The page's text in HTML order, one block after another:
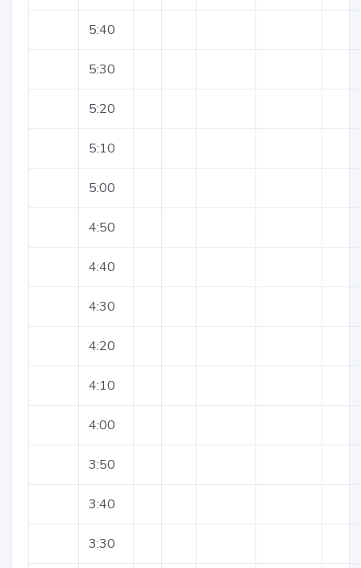
5:40
5:30
5:20
5:10
5:00
4:50
4:40
4:30
4:20
4:10
4:00
3:50
3:40
3:30